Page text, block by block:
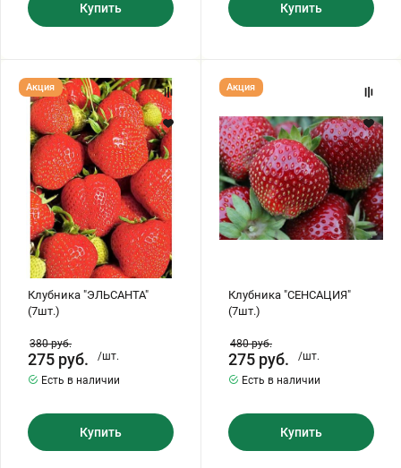
Купить Купить
Клубника
"ЭЛЬСАНТА"
(7шт.)
Клубника "ЭЛЬСАНТА"
(7шт.)
Акция
380руб.
275 руб.
/шт.
Есть в наличии
Купить
Клубника
"СЕНСАЦИЯ"
Клубника "СЕНСАЦИЯ"
(7шт.)
Акция
480руб.
275 руб.
/шт.
Есть в наличии
Купить